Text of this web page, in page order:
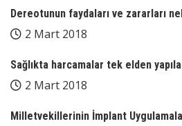
Dereotunun faydaları ve zararları
2 Mart 2018
Sağlıkta harcamalar tek elden
2 Mart 2018
Milletvekillerinin İmplant